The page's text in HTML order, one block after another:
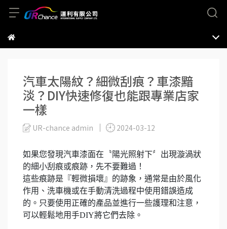
汽車太陽紋？細微刮痕？車漆黯
淡？DIY快速修復也能跟專業店家
一樣
UR-chance admin 2024-03-12
如果您發現汽車漆面在〝陽光照射下〞出現漩渦狀
的細小刮痕或痕跡，先不要難過！
這些痕跡是『輕微損壞』的跡象，通常是由於風化
作用、洗車機或在手動清洗過程中使用錯誤造成
的。只要使用正確的產品並進行一些護理和注意，
可以輕鬆地用手DIY將它們去除。